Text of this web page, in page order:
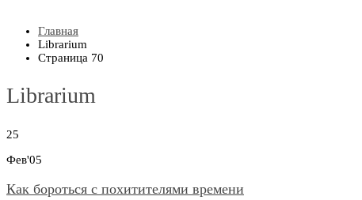
Главная
Librarium
Страница 70
Librarium
25
Фев'05
Как бороться с похитителями времени